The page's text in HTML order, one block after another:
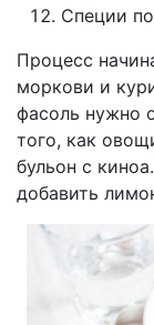
Специи
Процесс
моркови и
фасоль нужно
того, как
бульон с
добавить